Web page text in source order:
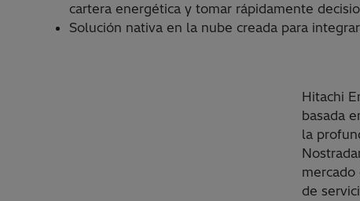
cartera energética y tomar rápidamente
Solución nativa en la nube creada para
Hitachi
basada
la
mercado
de